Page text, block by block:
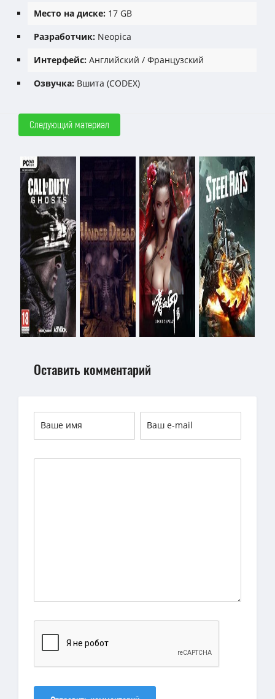
Место на диске: 17 GB
Разработчик: Neopica
Интерфейс: Английский / Французский
Озвучка: Вшита (CODEX)
Следующий материал
Оставить комментарий